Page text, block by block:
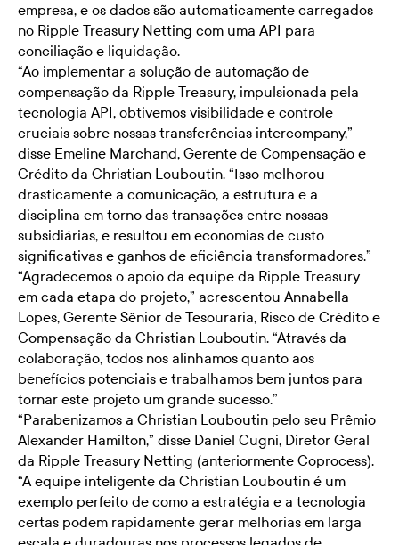
empresa, e os dados são automaticamente carregados
no Ripple Treasury Netting com uma API para
conciliação e liquidação.
“Ao implementar a solução de automação de
compensação da Ripple Treasury, impulsionada pela
tecnologia API, obtivemos visibilidade e controle
cruciais sobre nossas transferências intercompany,”
disse Emeline Marchand, Gerente de Compensação e
Crédito da Christian Louboutin. “Isso melhorou
drasticamente a comunicação, a estrutura e a
disciplina em torno das transações entre nossas
subsidiárias, e resultou em economias de custo
significativas e ganhos de eficiência transformadores.”
“Agradecemos o apoio da equipe da Ripple Treasury
em cada etapa do projeto,” acrescentou Annabella
Lopes, Gerente Sênior de Tesouraria, Risco de Crédito e
Compensação da Christian Louboutin. “Através da
colaboração, todos nos alinhamos quanto aos
benefícios potenciais e trabalhamos bem juntos para
tornar este projeto um grande sucesso.”
“Parabenizamos a Christian Louboutin pelo seu Prêmio
Alexander Hamilton,” disse Daniel Cugni, Diretor Geral
da Ripple Treasury Netting (anteriormente Coprocess).
“A equipe inteligente da Christian Louboutin é um
exemplo perfeito de como a estratégia e a tecnologia
certas podem rapidamente gerar melhorias em larga